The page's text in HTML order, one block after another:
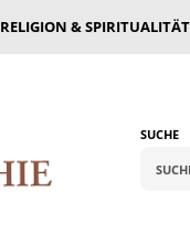
RELIGION & SPIRITUALITÄT
SUCHE